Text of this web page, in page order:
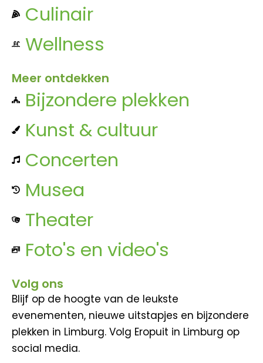
Culinair
Wellness
Meer ontdekken
Bijzondere plekken
Kunst & cultuur
Concerten
Musea
Theater
Foto's en video's
Volg ons
Blijf op de hoogte van de leukste
evenementen, nieuwe uitstapjes en bijzondere
plekken in Limburg. Volg Eropuit in Limburg op
social media.